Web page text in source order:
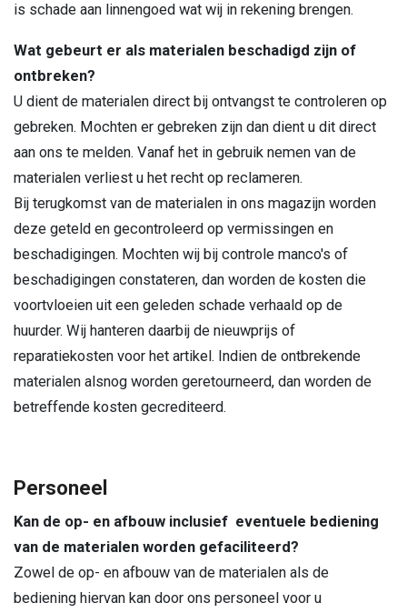
is schade aan linnengoed wat wij in rekening brengen.
Wat gebeurt er als materialen beschadigd zijn of
ontbreken?
U dient de materialen direct bij ontvangst te controleren op
gebreken. Mochten er gebreken zijn dan dient u dit direct
aan ons te melden. Vanaf het in gebruik nemen van de
materialen verliest u het recht op reclameren.
Bij terugkomst van de materialen in ons magazijn worden
deze geteld en gecontroleerd op vermissingen en
beschadigingen. Mochten wij bij controle manco's of
beschadigingen constateren, dan worden de kosten die
voortvloeien uit een geleden schade verhaald op de
huurder. Wij hanteren daarbij de nieuwprijs of
reparatiekosten voor het artikel. Indien de ontbrekende
materialen alsnog worden geretourneerd, dan worden de
betreffende kosten gecrediteerd.
Personeel
Kan de op- en afbouw inclusief eventuele bediening
van de materialen worden gefaciliteerd?
Zowel de op- en afbouw van de materialen als de
bediening hiervan kan door ons personeel voor u